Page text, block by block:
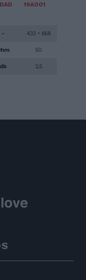
-
db
19A001
433 ÷ 868
50
2,5